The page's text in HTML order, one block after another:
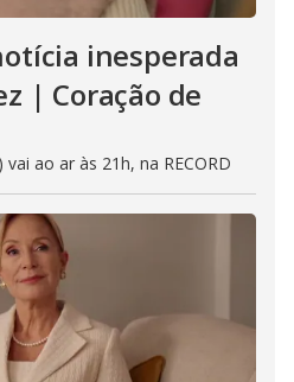
inesperada
| Coração de
ao ar às 21h, na RECORD